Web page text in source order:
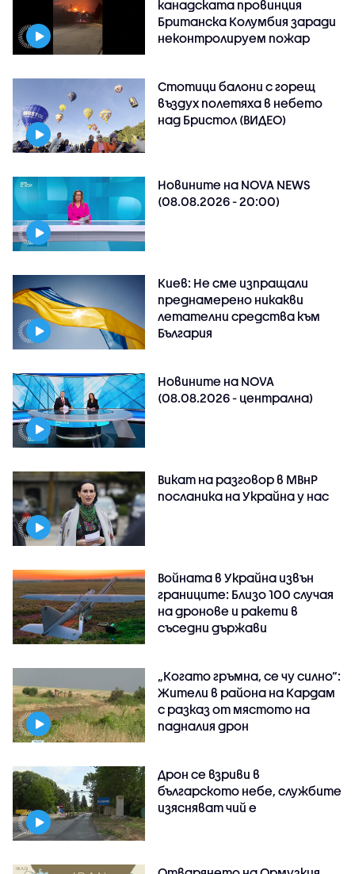
канадската провинция
Британска Колумбия заради
неконтролируем пожар
Стотици балони с горещ
въздух полетяха в небето
над Бристол (ВИДЕО)
Новините на NOVA NEWS
(08.08.2026 - 20:00)
Киев: Не сме изпращали
преднамерено никакви
летателни средства към
България
Новините на NOVA
(08.08.2026 - централна)
Викат на разговор в МВнР
посланика на Украйна у нас
Войната в Украйна извън
границите: Близо 100 случая
на дронове и ракети в
съседни държави
„Когато гръмна, се чу силно“:
Жители в района на Кардам
с разказ от мястото на
падналия дрон
Дрон се взриви в
българското небе, службите
изясняват чий е